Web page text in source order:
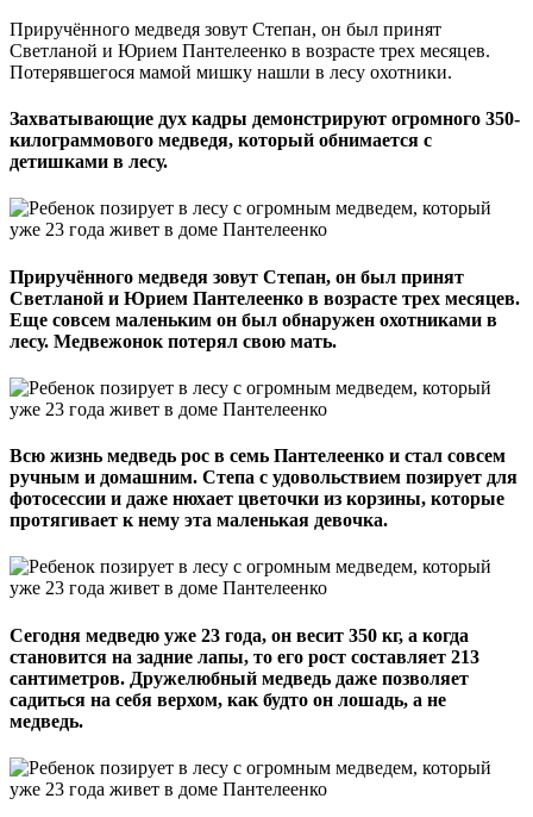
Приручённого медведя зовут Степан, он был принят
Светланой и Юрием Пантелеенко в возрасте трех месяцев.
Потерявшегося мамой мишку нашли в лесу охотники.
Захватывающие дух кадры демонстрируют огромного 350-
килограммового медведя, который обнимается с
детишками в лесу.
Приручённого медведя зовут Степан, он был принят
Светланой и Юрием Пантелеенко в возрасте трех месяцев.
Еще совсем маленьким он был обнаружен охотниками в
лесу. Медвежонок потерял свою мать.
Всю жизнь медведь рос в семь Пантелеенко и стал совсем
ручным и домашним. Степа с удовольствием позирует для
фотосессии и даже нюхает цветочки из корзины, которые
протягивает к нему эта маленькая девочка.
Сегодня медведю уже 23 года, он весит 350 кг, а когда
становится на задние лапы, то его рост составляет 213
сантиметров. Дружелюбный медведь даже позволяет
садиться на себя верхом, как будто он лошадь, а не
медведь.